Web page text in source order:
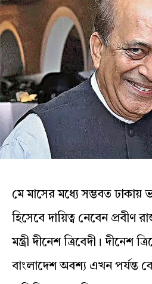
মে মাসের মধ্যে সম্ভবত ঢাকায়
হিসেবে দায়িত্ব নেবেন প্রবীণ
মন্ত্রী দীনেশ ত্রিবেদী। দীনেশ
বাংলাদেশ অবশ্য এখন পর্যন্ত